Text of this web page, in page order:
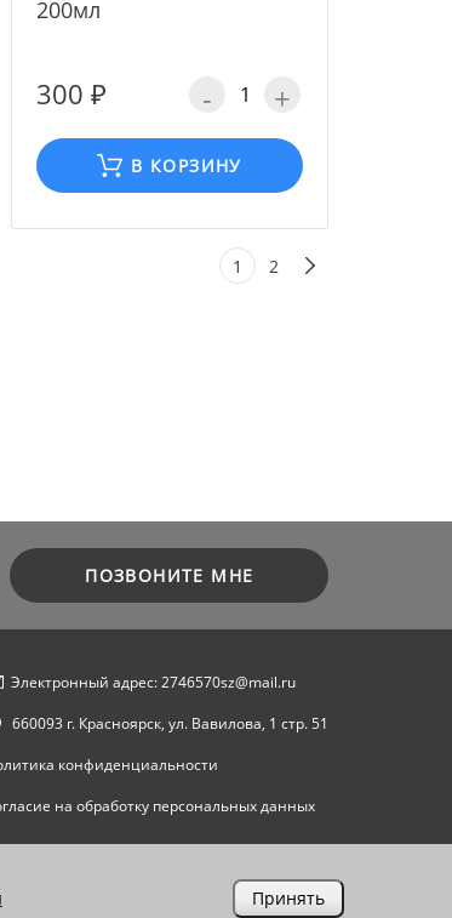
200мл
300 ₽ - +
В КОРЗИНУ
1 2
ПОЗВОНИТЕ МНЕ
Электронный адрес: 2746570sz@mail.ru
660093 г. Красноярск, ул. Вавилова, 1 стр. 51
конфиденциальности
на обработку персональных данных
Принять